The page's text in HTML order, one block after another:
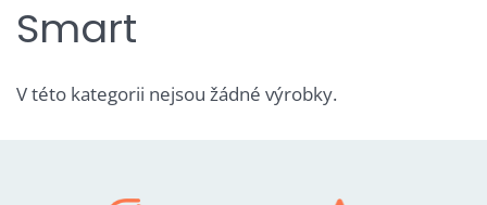
Smart
V této kategorii nejsou žádné výrobky.